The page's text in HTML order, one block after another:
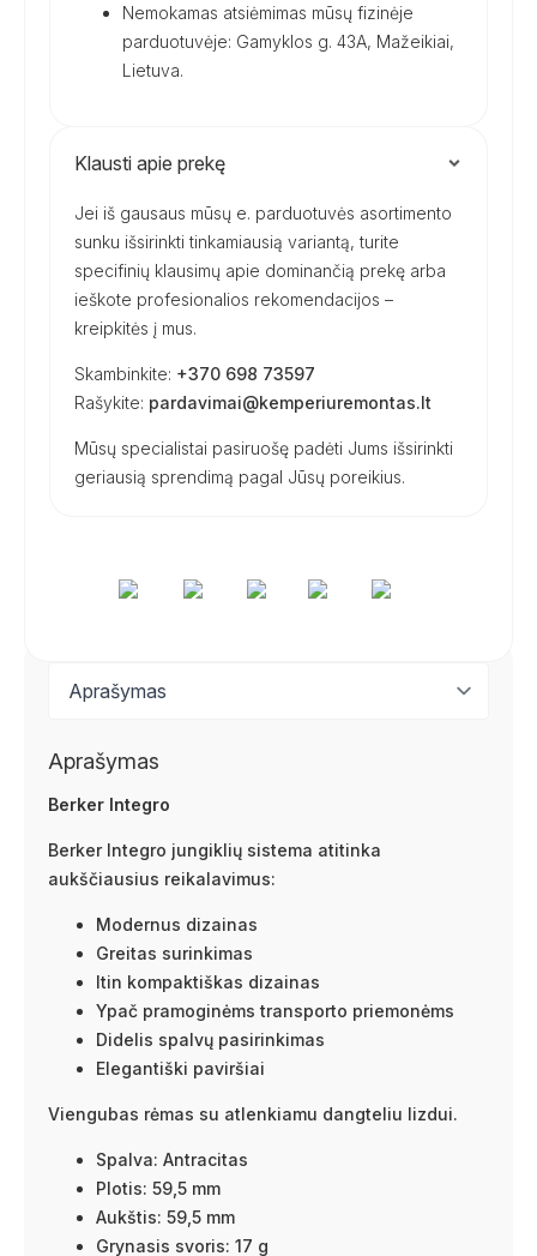
Nemokamas atsiėmimas mūsų fizinėje
parduotuvėje: Gamyklos g. 43A, Mažeikiai,
Lietuva.
Klausti apie prekę
Jei iš gausaus mūsų e. parduotuvės asortimento
sunku išsirinkti tinkamiausią variantą, turite
specifinių klausimų apie dominančią prekę arba
ieškote profesionalios rekomendacijos –
kreipkitės į mus.
Skambinkite: +370 698 73597
Rašykite: pardavimai@kemperiuremontas.lt
Mūsų specialistai pasiruošę padėti Jums išsirinkti
geriausią sprendimą pagal Jūsų poreikius.
Aprašymas
Berker Integro
Berker Integro jungiklių sistema atitinka
aukščiausius reikalavimus:
Modernus dizainas
Greitas surinkimas
Itin kompaktiškas dizainas
Ypač pramoginėms transporto priemonėms
Didelis spalvų pasirinkimas
Elegantiški paviršiai
Viengubas rėmas su atlenkiamu dangteliu lizdui.
Spalva: Antracitas
Plotis: 59,5 mm
Aukštis: 59,5 mm
Grynasis svoris: 17 g